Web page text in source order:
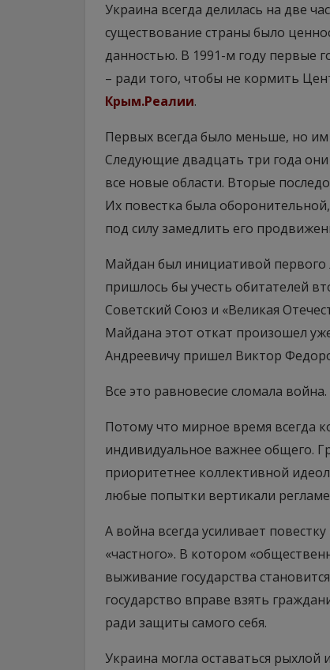
Украина всегда делилась на две
существование страны было
данностью. В 1991-м году первые
– ради того, чтобы не кормить
Крым.Реалии.
Первых всегда было меньше, но им
Следующие двадцать три года они
все новые области. Вторые
Их повестка была
под силу замедлить его
Майдан был инициативой первого
пришлось бы учесть обитателей
Советский Союз и «Великая
Майдана этот откат произошел
Андреевичу пришел Виктор
Все это равновесие сломала война.
Потому что мирное время всегда
индивидуальное важнее общего.
приоритетнее коллективной
любые попытки вертикали
А война всегда усиливает
«частного». В котором
выживание государства
государство вправе взять
ради защиты самого себя.
Украина могла оставаться